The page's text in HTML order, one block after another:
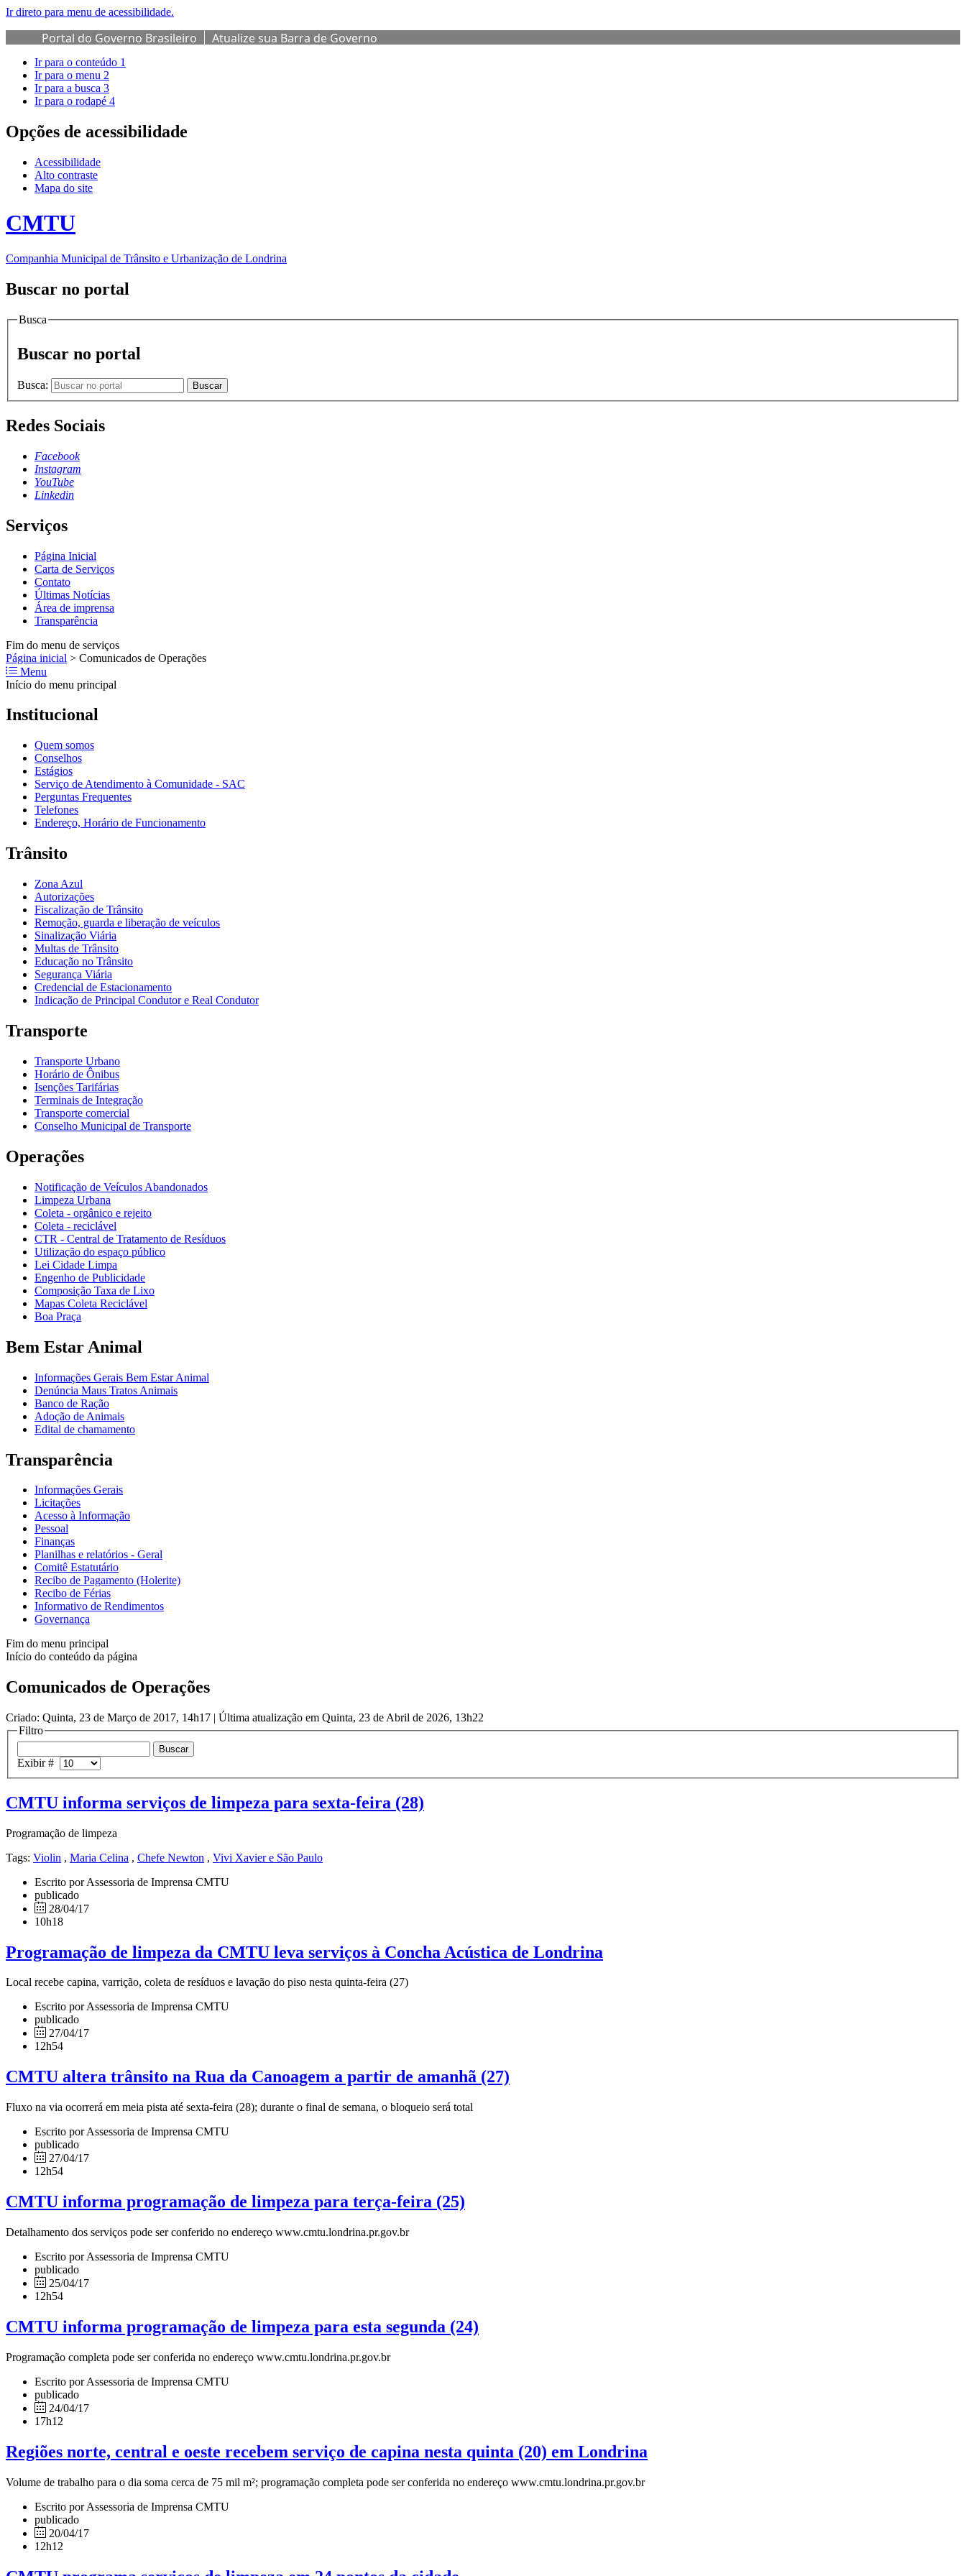
Ir direto para menu de acessibilidade.
Portal do Governo Brasileiro Atualize sua Barra de Governo
Ir para o conteúdo 1
Ir para o menu 2
Ir para a busca 3
Ir para o rodapé 4
Opções de acessibilidade
Acessibilidade
Alto contraste
Mapa do site
CMTU
Companhia Municipal de Trânsito e Urbanização de Londrina
Buscar no portal
Busca
Buscar no portal
Busca: Buscar
Redes Sociais
Facebook
Instagram
YouTube
Linkedin
Serviços
Página Inicial
Carta de Serviços
Contato
Últimas Notícias
Área de imprensa
Transparência
Fim do menu de serviços
Página inicial > Comunicados de Operações
Menu
Início do menu principal
Institucional
Quem somos
Conselhos
Estágios
Serviço de Atendimento à Comunidade - SAC
Perguntas Frequentes
Telefones
Endereço, Horário de Funcionamento
Trânsito
Zona Azul
Autorizações
Fiscalização de Trânsito
Remoção, guarda e liberação de veículos
Sinalização Viária
Multas de Trânsito
Educação no Trânsito
Segurança Viária
Credencial de Estacionamento
Indicação de Principal Condutor e Real Condutor
Transporte
Transporte Urbano
Horário de Ônibus
Isenções Tarifárias
Terminais de Integração
Transporte comercial
Conselho Municipal de Transporte
Operações
Notificação de Veículos Abandonados
Limpeza Urbana
Coleta - orgânico e rejeito
Coleta - reciclável
CTR - Central de Tratamento de Resíduos
Utilização do espaço público
Lei Cidade Limpa
Engenho de Publicidade
Composição Taxa de Lixo
Mapas Coleta Reciclável
Boa Praça
Bem Estar Animal
Informações Gerais Bem Estar Animal
Denúncia Maus Tratos Animais
Banco de Ração
Adoção de Animais
Edital de chamamento
Transparência
Informações Gerais
Licitações
Acesso à Informação
Pessoal
Finanças
Planilhas e relatórios - Geral
Comitê Estatutário
Recibo de Pagamento (Holerite)
Recibo de Férias
Informativo de Rendimentos
Governança
Fim do menu principal
Início do conteúdo da página
Comunicados de Operações
Criado: Quinta, 23 de Março de 2017, 14h17 | Última atualização em Quinta, 23 de Abril de 2026, 13h22
Filtro
Exibir #
CMTU informa serviços de limpeza para sexta-feira (28)
Programação de limpeza
Tags: Violin , Maria Celina , Chefe Newton , Vivi Xavier e São Paulo
Escrito por Assessoria de Imprensa CMTU
publicado
28/04/17
10h18
Programação de limpeza da CMTU leva serviços à Concha Acústica de Londrina
Local recebe capina, varrição, coleta de resíduos e lavação do piso nesta quinta-feira (27)
Escrito por Assessoria de Imprensa CMTU
publicado
27/04/17
12h54
CMTU altera trânsito na Rua da Canoagem a partir de amanhã (27)
Fluxo na via ocorrerá em meia pista até sexta-feira (28); durante o final de semana, o bloqueio será total
Escrito por Assessoria de Imprensa CMTU
publicado
27/04/17
12h54
CMTU informa programação de limpeza para terça-feira (25)
Detalhamento dos serviços pode ser conferido no endereço www.cmtu.londrina.pr.gov.br
Escrito por Assessoria de Imprensa CMTU
publicado
25/04/17
12h54
CMTU informa programação de limpeza para esta segunda (24)
Programação completa pode ser conferida no endereço www.cmtu.londrina.pr.gov.br
Escrito por Assessoria de Imprensa CMTU
publicado
24/04/17
17h12
Regiões norte, central e oeste recebem serviço de capina nesta quinta (20) em Londrina
Volume de trabalho para o dia soma cerca de 75 mil m²; programação completa pode ser conferida no endereço www.cmtu.londrina.pr.gov.br
Escrito por Assessoria de Imprensa CMTU
publicado
20/04/17
12h12